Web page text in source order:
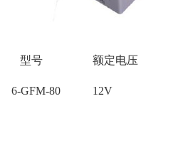
型号 额定电压
6-GFM-80 12V